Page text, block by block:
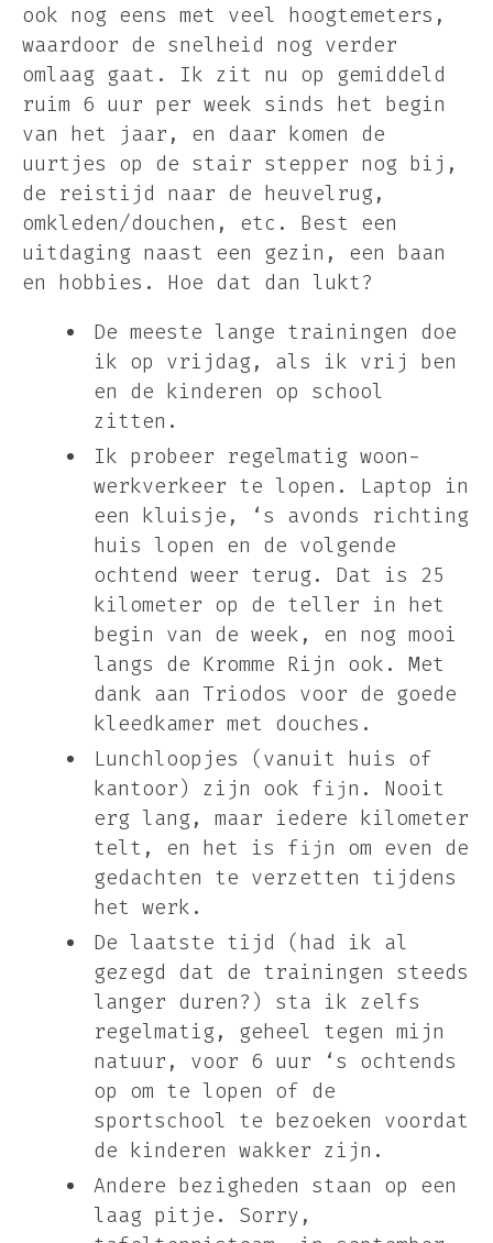
ook nog eens met veel hoogtemeters,
waardoor de snelheid nog verder
omlaag gaat. Ik zit nu op gemiddeld
ruim 6 uur per week sinds het begin
van het jaar, en daar komen de
uurtjes op de stair stepper nog bij,
de reistijd naar de heuvelrug,
omkleden/douchen, etc. Best een
uitdaging naast een gezin, een baan
en hobbies. Hoe dat dan lukt?
De meeste lange trainingen doe
ik op vrijdag, als ik vrij ben
en de kinderen op school
zitten.
Ik probeer regelmatig woon-
werkverkeer te lopen. Laptop in
een kluisje, ‘s avonds richting
huis lopen en de volgende
ochtend weer terug. Dat is 25
kilometer op de teller in het
begin van de week, en nog mooi
langs de Kromme Rijn ook. Met
dank aan Triodos voor de goede
kleedkamer met douches.
Lunchloopjes (vanuit huis of
kantoor) zijn ook fijn. Nooit
erg lang, maar iedere kilometer
telt, en het is fijn om even de
gedachten te verzetten tijdens
het werk.
De laatste tijd (had ik al
gezegd dat de trainingen steeds
langer duren?) sta ik zelfs
regelmatig, geheel tegen mijn
natuur, voor 6 uur ‘s ochtends
op om te lopen of de
sportschool te bezoeken voordat
de kinderen wakker zijn.
Andere bezigheden staan op een
laag pitje. Sorry,